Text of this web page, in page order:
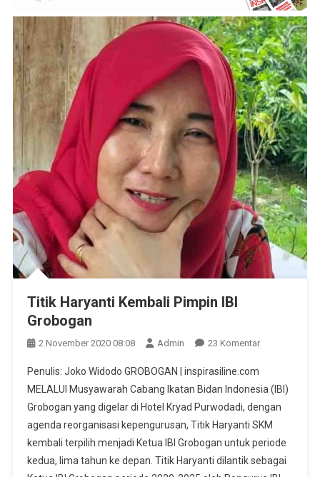
Titik Haryanti Kembali Pimpin IBI
Grobogan
2 November 2020 08:08 Admin 23 KomentarPada
Kembali
Pimpin
IBI
Grobogan
Penulis: Joko Widodo GROBOGAN | inspirasiline.com
MELALUI Musyawarah Cabang Ikatan Bidan Indonesia (IBI)
Grobogan yang digelar di Hotel Kryad Purwodadi, dengan
agenda reorganisasi kepengurusan, Titik Haryanti SKM
kembali terpilih menjadi Ketua IBI Grobogan untuk periode
kedua, lima tahun ke depan. Titik Haryanti dilantik sebagai